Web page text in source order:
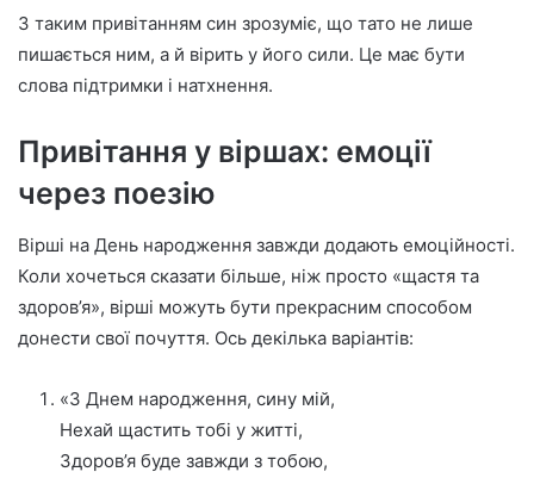
З таким привітанням син зрозуміє, що тато не лише
пишається ним, а й вірить у його сили. Це має бути
слова підтримки і натхнення.
Привітання у віршах: емоції
через поезію
Вірші на День народження завжди додають емоційності.
Коли хочеться сказати більше, ніж просто «щастя та
здоров’я», вірші можуть бути прекрасним способом
донести свої почуття. Ось декілька варіантів:
«З Днем народження, сину мій,
Нехай щастить тобі у житті,
Здоров’я буде завжди з тобою,